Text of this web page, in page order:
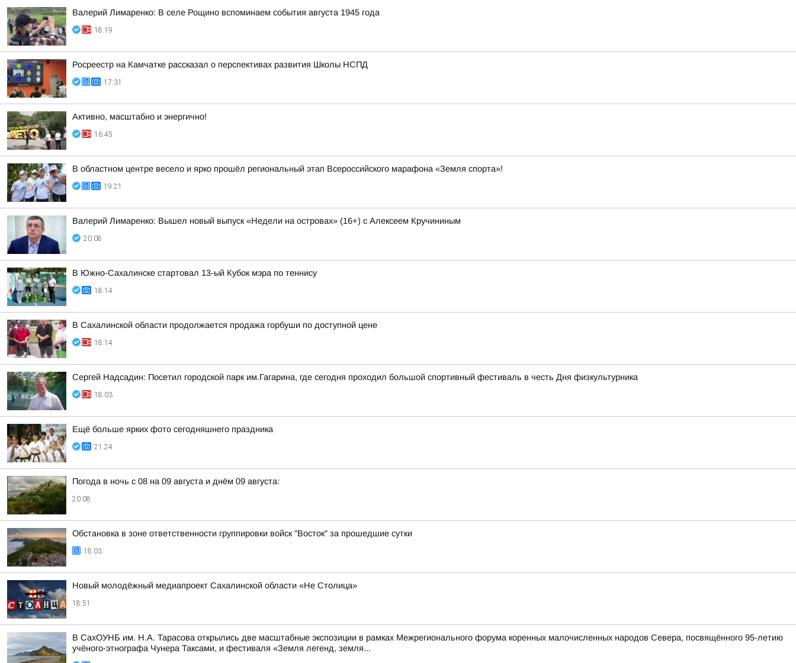
Валерий Лимаренко: В селе Рощино вспоминаем события августа 1945 года
18:19
Росреестр на Камчатке рассказал о перспективах развития Школы НСПД
17:31
Активно, масштабно и энергично!
16:45
В областном центре весело и ярко прошёл региональный этап Всероссийского марафона «Земля спорта»!
19:21
Валерий Лимаренко: Вышел новый выпуск «Недели на островах» (16+) с Алексеем Кручининым
20:08
В Южно-Сахалинске стартовал 13-ый Кубок мэра по теннису
18:14
В Сахалинской области продолжается продажа горбуши по доступной цене
18:14
Сергей Надсадин: Посетил городской парк им.Гагарина, где сегодня проходил большой спортивный фестиваль в честь Дня физкультурника
18:03
Ещё больше ярких фото сегодняшнего праздника
21:24
Погода в ночь с 08 на 09 августа и днём 09 августа:
20:08
Обстановка в зоне ответственности группировки войск "Восток" за прошедшие сутки
18:03
Новый молодёжный медиапроект Сахалинской области «Не Столица»
18:51
В СахОУНБ им. Н.А. Тарасова открылись две масштабные экспозиции в рамках Межрегионального форума коренных малочисленных народов Севера, посвящённого 95-летию
учёного-этнографа Чунера Таксами, и фестиваля «Земля легенд, земля...